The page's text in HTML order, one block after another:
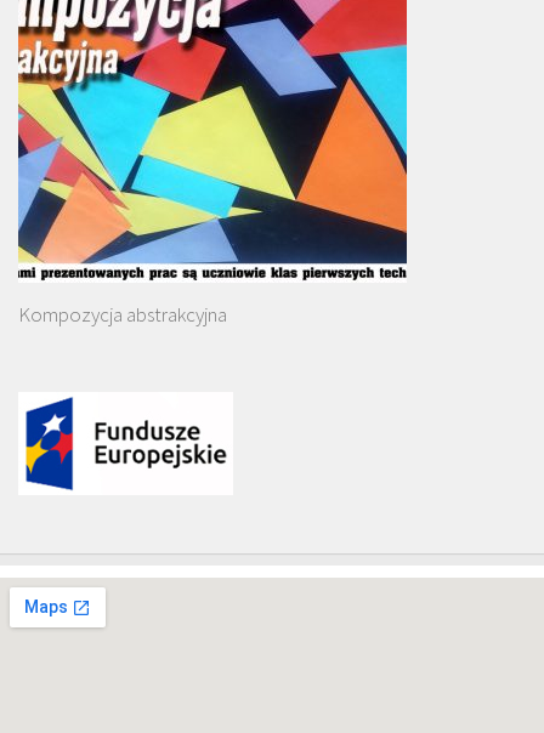
Kompozycja abstrakcyjna